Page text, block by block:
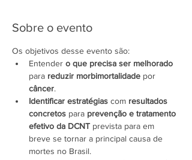
Sobre o evento
Os objetivos desse evento são:
Entender o que precisa ser melhorado
para reduzir morbimortalidade por
câncer.
Identificar estratégias com resultados
concretos para prevenção e tratamento
efetivo da DCNT prevista para em
breve se tornar a principal causa de
mortes no Brasil.